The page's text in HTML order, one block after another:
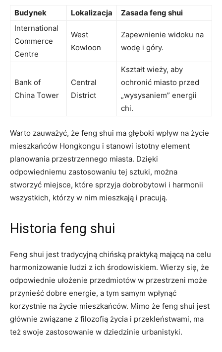
Budynek Lokalizacja
Zasada feng ⁣shui
International
⁣Commerce
Centre
West
Kowloon
Zapewnienie widoku na
wodę i góry.
Bank of
China Tower
Central
District
Kształt ⁢wieży, aby
ochronić miasto przed
„wysysaniem” energii
chi.
Warto ⁣zauważyć, że ⁣feng shui‌ ma głęboki⁣ wpływ na życie
mieszkańców Hongkongu ‍i stanowi ⁤istotny‌ element
planowania przestrzennego miasta.​ Dzięki
‍odpowiedniemu zastosowaniu tej sztuki, można
stworzyć miejsce, które sprzyja dobrobytowi i harmonii
wszystkich, którzy w nim⁢ mieszkają i pracują.
Historia feng shui
Feng shui jest ‍tradycyjną chińską praktyką ‍mającą na celu
harmonizowanie ludzi z ich środowiskiem. Wierzy się, że
odpowiednie ⁢ułożenie przedmiotów w przestrzeni może
przynieść dobre⁤ energie, a ⁤tym samym ⁢wpłynąć
‌korzystnie ⁤na‌ życie mieszkańców. Mimo że feng shui jest
głównie związane z⁢ filozofią życia ‌i przekleństwami, ma
też ⁢swoje⁤ zastosowanie w dziedzinie urbanistyki.